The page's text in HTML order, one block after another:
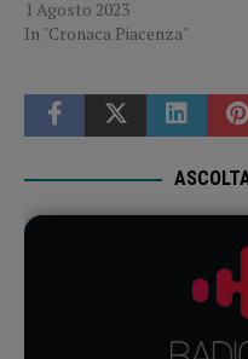
1 Agosto 2023
In "Cronaca Piacenza"